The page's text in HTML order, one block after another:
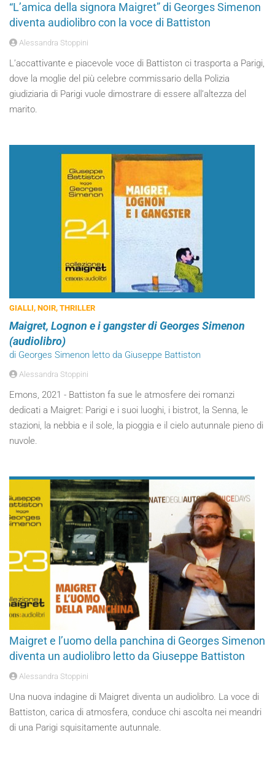
“L’amica della signora Maigret” di Georges Simenon
diventa audiolibro con la voce di Battiston
Alessandra Stoppini
L’accattivante e piacevole voce di Battiston ci trasporta a Parigi,
dove la moglie del più celebre commissario della Polizia
giudiziaria di Parigi vuole dimostrare di essere all’altezza del
marito.
GIALLI, NOIR, THRILLER
Maigret, Lognon e i gangster di Georges Simenon
(audiolibro)
di Georges Simenon letto da Giuseppe Battiston
Alessandra Stoppini
Emons, 2021 - Battiston fa sue le atmosfere dei romanzi
dedicati a Maigret: Parigi e i suoi luoghi, i bistrot, la Senna, le
stazioni, la nebbia e il sole, la pioggia e il cielo autunnale pieno di
nuvole.
Maigret e l’uomo della panchina di Georges Simenon
diventa un audiolibro letto da Giuseppe Battiston
Alessandra Stoppini
Una nuova indagine di Maigret diventa un audiolibro. La voce di
Battiston, carica di atmosfera, conduce chi ascolta nei meandri
di una Parigi squisitamente autunnale.